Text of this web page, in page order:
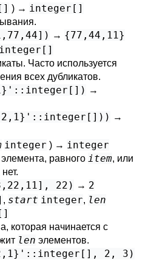
) → integer[]
→ {77,44,11}
integer[]
Часто используется
всех дубликатов.
→
→
integer ) → integer
равного item, или
22) → 2
, start integer, len
которая начинается с
len элементов.
2, 3)